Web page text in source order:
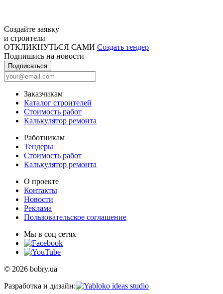
Создайте заявку
и строители
ОТКЛИКНУТЬСЯ САМИ Создать тендер
Подпишись на новости
Подписаться
Заказчикам
Каталог строителей
Стоимость работ
Калькулятор ремонта
Работникам
Тендеры
Стоимость работ
Калькулятор ремонта
О проекте
Контакты
Новости
Реклама
Пользовательское соглашение
Мы в соц сетях
© 2026 bobry.ua
Разработка и дизайн: